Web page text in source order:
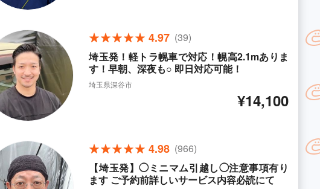
4.97 (39)
埼玉発！軽トラ幌車で対応！幌高2.1mありま
す！早朝、深夜も○ 即日対応可能！
埼玉県深谷市
¥14,100
4.98 (966)
【埼玉発】◯ミニマム引越し◯注意事項有り
ます ご予約前詳しいサービス内容必読にて